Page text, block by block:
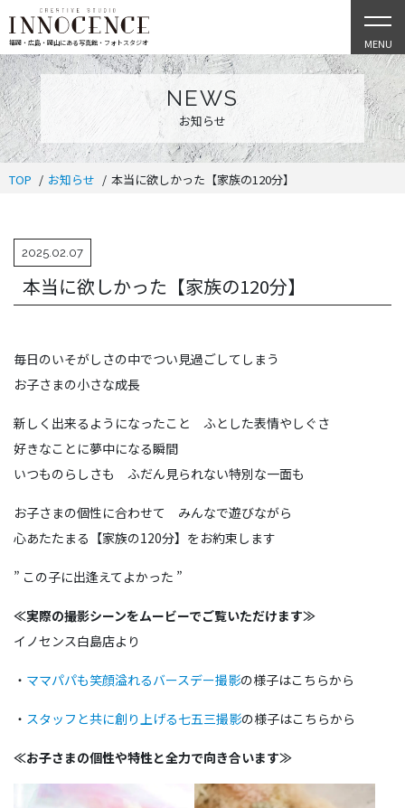
福岡・広島・岡山にある写真館・フォトスタジオ MENU
NEWS
お知らせ
TOP お知らせ 本当に欲しかった【家族の120分】
2025.02.07
本当に欲しかった【家族の120分】
毎日のいそがしさの中でつい見過ごしてしまう
お子さまの小さな成長
新しく出来るようになったこと ふとした表情やしぐさ
好きなことに夢中になる瞬間
いつものらしさも ふだん見られない特別な一面も
お子さまの個性に合わせて みんなで遊びながら
心あたたまる【家族の120分】をお約束します
” この子に出逢えてよかった ”
≪実際の撮影シーンをムービーでご覧いただけます≫
イノセンス白島店より
・ ママパパも笑顔溢れるバースデー撮影の様子はこちらから
・ スタッフと共に創り上げる七五三撮影の様子はこちらから
≪お子さまの個性や特性と全力で向き合います≫